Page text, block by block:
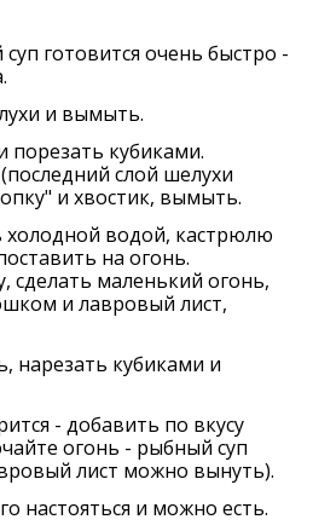
готовится очень быстро -
и вымыть.
кубиками.
слой шелухи
и хвостик, вымыть.
водой, кастрюлю
на огонь.
сделать маленький огонь,
и лавровый лист,
нарезать кубиками и
- добавить по вкусу
огонь - рыбный суп
лист можно вынуть).
настояться и можно есть.